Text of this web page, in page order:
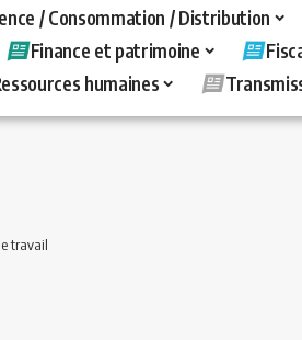
/ Consommation / Distribution
Finance et patrimoine
humaines
travail